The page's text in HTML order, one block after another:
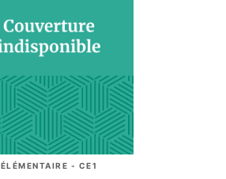
ÉLÉMENTAIRE - CE1